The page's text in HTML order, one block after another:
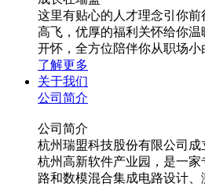
这里有贴心的人才理念引你
高飞，优厚的福利关怀给你
开怀，全方位陪伴你从职场小
了解更多
关于我们
公司简介
公司简介
杭州瑞盟科技股份有限公司成
杭州高新软件产业园，是一
路和数模混合集成电路设计